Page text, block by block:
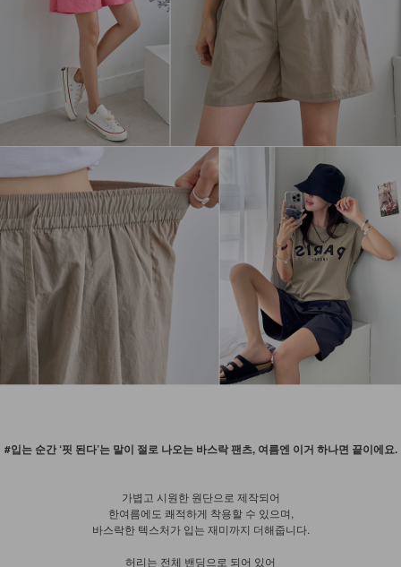
#입는 순간 ‘핏 된다’는 말이 절로 나오는 바스락 팬츠, 여름엔 이거 하나면 끝이에요.
가볍고 시원한 원단으로 제작되어
한여름에도 쾌적하게 착용할 수 있으며,
바스락한 텍스처가 입는 재미까지 더해줍니다.
허리는 전체 밴딩으로 되어 있어